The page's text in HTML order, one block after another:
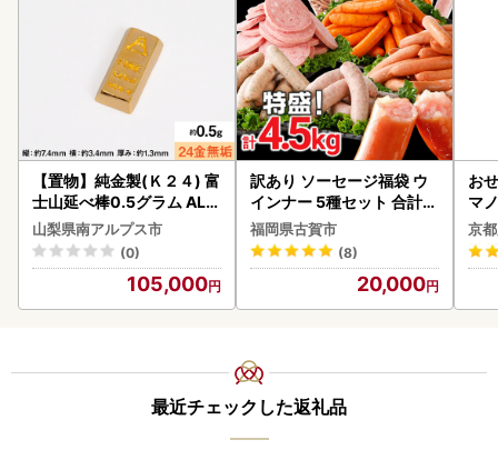
【置物】純金製(Ｋ２４) 富
士山延べ棒0.5グラム ALP
BK181
山梨県南アルプス市
(0)
105,000
訳あり ソーセージ福袋 ウ
インナー 5種セット 合計4.
5kg ソーセージ
福岡県古賀市
(8)
20,000
お
マ
京
最近チェックした返礼品